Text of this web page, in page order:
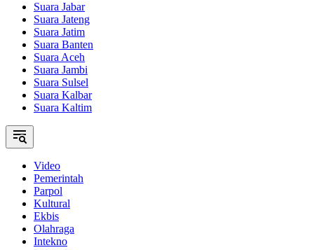
Suara Jabar
Suara Jateng
Suara Jatim
Suara Banten
Suara Aceh
Suara Jambi
Suara Sulsel
Suara Kalbar
Suara Kaltim
Video
Pemerintah
Parpol
Kultural
Ekbis
Olahraga
Intekno